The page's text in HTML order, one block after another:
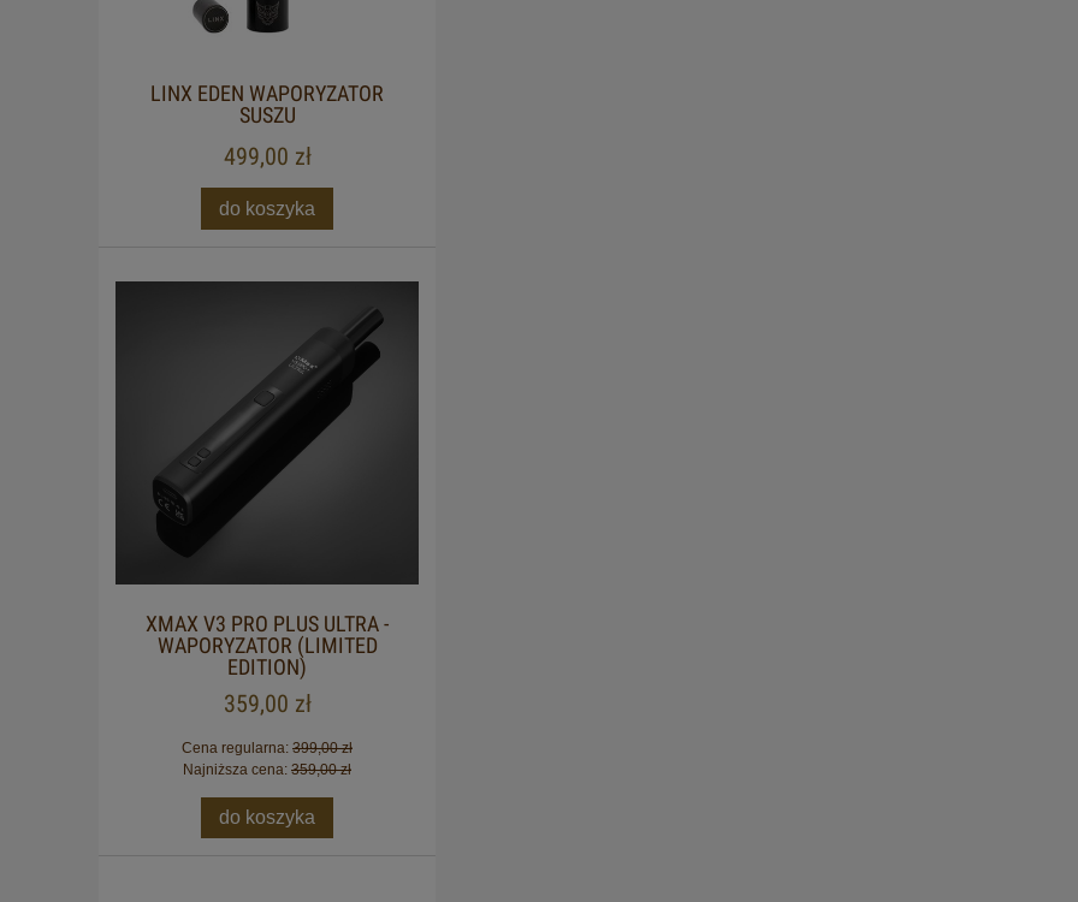
LINX EDEN WAPORYZATOR
SUSZU
499,00 zł
do koszyka
XMAX V3 PRO PLUS ULTRA -
WAPORYZATOR (LIMITED
EDITION)
359,00 zł
Cena regularna: 399,00 zł
Najniższa cena: 359,00 zł
do koszyka